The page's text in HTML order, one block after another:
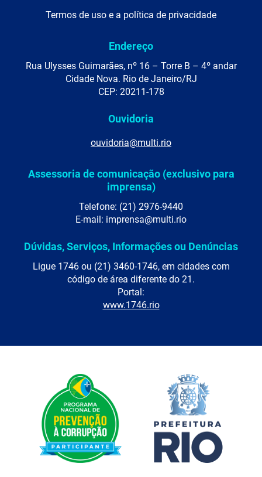
Termos de uso e a política de privacidade
Endereço
Rua Ulysses Guimarães, nº 16 – Torre B – 4º andar
Cidade Nova. Rio de Janeiro/RJ
CEP: 20211-178
Ouvidoria
ouvidoria@multi.rio
Assessoria de comunicação (exclusivo para
imprensa)
Telefone: (21) 2976-9440
E-mail: imprensa@multi.rio
Dúvidas, Serviços, Informações ou Denúncias
Ligue 1746 ou (21) 3460-1746, em cidades com
código de área diferente do 21.
Portal:
www.1746.rio